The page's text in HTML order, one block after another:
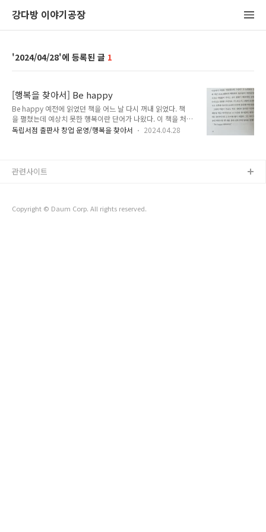
강다방 이야기공장
2024/04/28 1
[행복을 찾아서] Be happy
Be happy 예전에 읽었던 책을 어느 날 다시 꺼내 읽었다. 책
을 펼쳤는데 예상치 못한 행복이란 단어가 나왔다. 이 책을 처
음 읽었을 때의 내가 생각났다. 책을 읽었을 당시의 추억과 기
독립서점 출판사 창업 운영/행복을 찾아서 2024.04.28
Copyright © Daum Corp. All rights reserved.
관련사이트